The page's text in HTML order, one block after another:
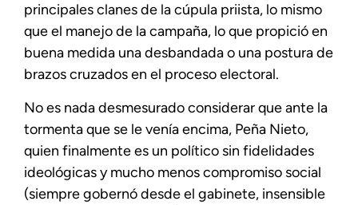
principales clanes de la cúpula priista, lo mismo
que el manejo de la campaña, lo que propició en
buena medida una desbandada o una postura de
brazos cruzados en el proceso electoral.
No es nada desmesurado considerar que ante la
tormenta que se le venía encima, Peña Nieto,
quien finalmente es un político sin fidelidades
ideológicas y mucho menos compromiso social
(siempre gobernó desde el gabinete, insensible